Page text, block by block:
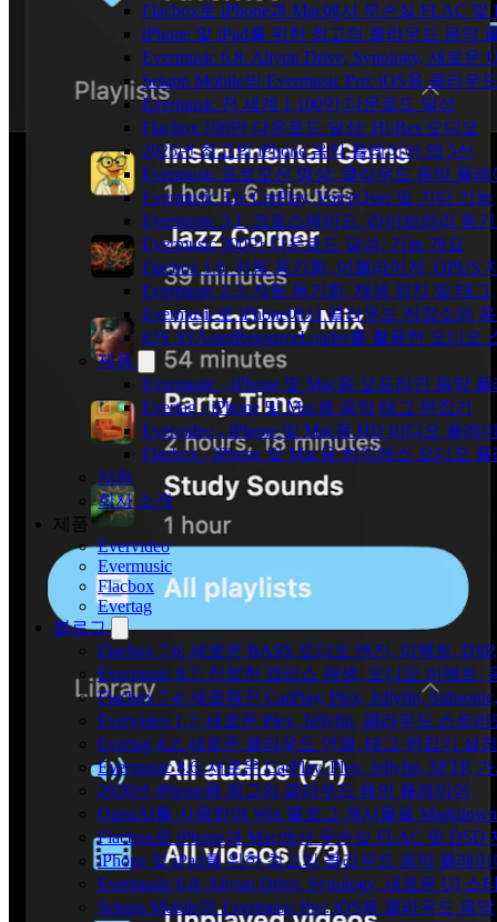
Flacbox로 iPhone과 Mac에서 무손실 FLAC 및
iPhone 및 iPad를 위한 최고의 클라우드 음악
Evermusic 6.8: Aliyun Drive, Synology, 새로운
Setapp Mobile의 Evermusic Pro: iOS용 클라우
Evermusic 전 세계 1,100만 다운로드 달성
Flacbox 100만 다운로드 달성: Hi-Res 오디오
2025년 최고의 iPhone 음악 플레이어 앱 5선
Evermusic 프로모션 영상: 클라우드 음악 플레
Evermusic 3.6: CarPlay, VoiceOver 및 기타 기능
Evermusic 3.1: 크로스페이드, 라이브러리 동
Evermusic 300만 다운로드 달성: 기능 개요
Flacbox 1.6: 자동 동기화, 이퀄라이저, OPUS
Evermusic 2.3: 자동 동기화, 재생 위치 및 태그
Evermusic로 iPhone에서 클라우드 저장소의
iOS AVAssetResourceLoader를 활용한 오디오
제품
Evermusic - iPhone 및 Mac용 오프라인 음악
Evertag - iPhone 및 Mac용 음악 태그 편집기
Evervideo - iPhone 및 Mac용 HD 비디오 플레
Flacbox - iPhone 및 Mac용 하이레스 오디오
지원
회사 소개
제품
Evervideo
Evermusic
Flacbox
Evertag
블로그
Flacbox 7.6: 새로운 BASS 오디오 엔진, 이펙트,
Evermusic 8.7: 진정한 갭리스 재생, 오디오 이펙트
Flacbox 7.4: 새로워진 CarPlay, Plex, Jellyfin,
Evervideo 1.7: 새로운 Plex, Jellyfin, 클라우드 스트
Evertag 4.2: 새로운 클라우드 연결, 태그 편집기 설
Evermusic 8.6: 새로운 CarPlay, Plex, Jellyfin, SFTP,
2026년 iPhone용 최고의 클라우드 음악 플레이어
OpenAI를 사용하여 Wix 블로그 게시물을
Flacbox로 iPhone과 Mac에서 무손실 FLAC 및 DSD
iPhone 및 iPad를 위한 최고의 클라우드 음악 플레이
Evermusic 6.8: Aliyun Drive, Synology, 새로운 UI 스
Setapp Mobile의 Evermusic Pro: iOS용 클라우드 음악